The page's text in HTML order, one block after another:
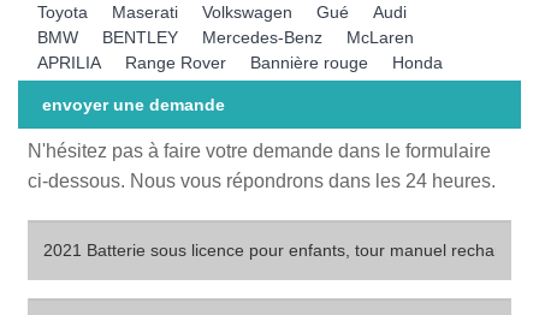
Toyota
Maserati Volkswagen Gué
Audi
BMW
BENTLEY Mercedes-Benz
McLaren
APRILIA
Range Rover Bannière rouge Honda
envoyer une demande
N'hésitez pas à faire votre demande dans le formulaire
ci-dessous. Nous vous répondrons dans les 24 heures.